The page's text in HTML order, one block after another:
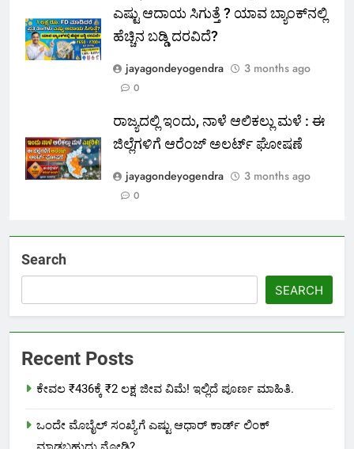
ಎಷ್ಟು ಆದಾಯ ಸಿಗುತ್ತೆ ? ಯಾವ ಬ್ಯಾಂಕ್‌ನಲ್ಲಿ
ಹೆಚ್ಚಿನ ಬಡ್ಡಿ ದರವಿದೆ?
jayagondeyogendra
3 months ago
0
ರಾಜ್ಯದಲ್ಲಿ ಇಂದು, ನಾಳೆ ಆಲಿಕಲ್ಲು ಮಳೆ : ಈ
ಜಿಲ್ಲೆಗಳಿಗೆ ಆರೆಂಜ್ ಅಲರ್ಟ್ ಘೋಷಣೆ
jayagondeyogendra
3 months ago
0
Search
SEARCH
Recent Posts
ಕೇವಲ ₹436ಕ್ಕೆ ₹2 ಲಕ್ಷ ಜೀವ ವಿಮೆ! ಇಲ್ಲಿದೆ ಪೂರ್ಣ ಮಾಹಿತಿ.
ಒಂದೇ ಮೊಬೈಲ್ ಸಂಖ್ಯೆಗೆ ಎಷ್ಟು ಆಧಾರ್ ಕಾರ್ಡ್ ಲಿಂಕ್